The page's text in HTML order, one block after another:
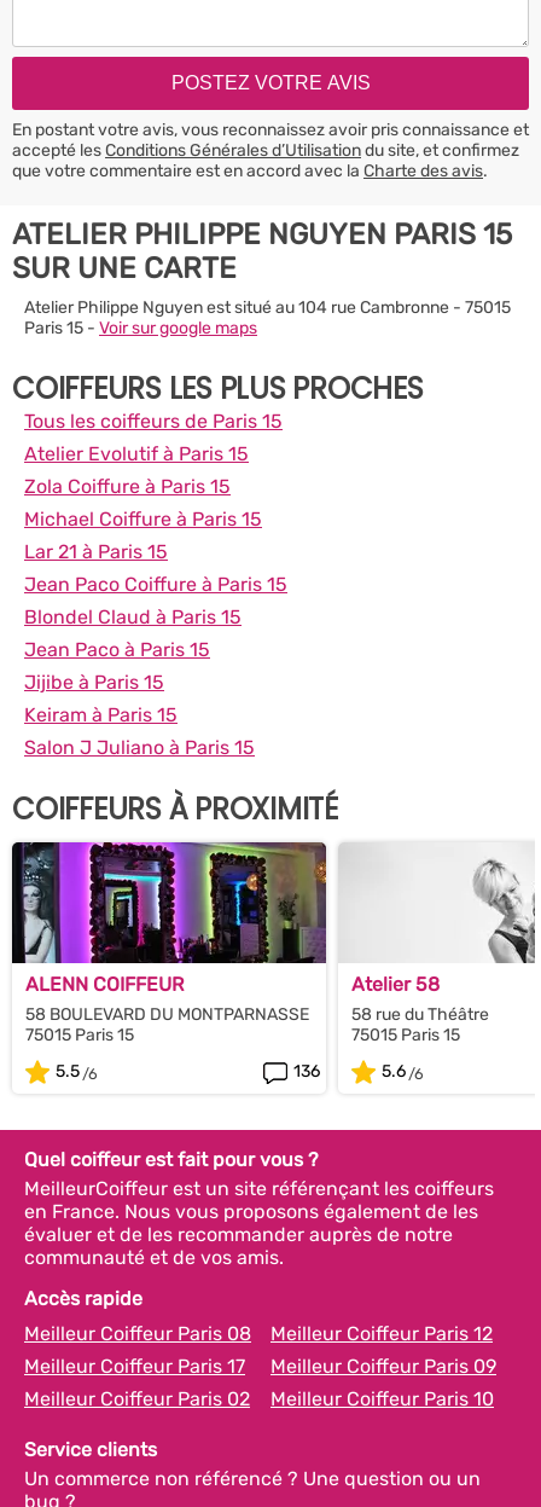
En postant votre avis, vous reconnaissez avoir pris connaissance et
accepté lesConditions Générales d’Utilisationdu site, et confirmez
que votre commentaire est en accord avec la Charte des avis.
ATELIER PHILIPPE NGUYEN PARIS 15
SUR UNE CARTE
Atelier Philippe Nguyen est situé au 104 rue Cambronne - 75015
Paris 15 - Voir sur google maps
COIFFEURS LES PLUS PROCHES
Tous les coiffeurs de Paris 15
Atelier Evolutif à Paris 15
Zola Coiffure à Paris 15
Michael Coiffure à Paris 15
Lar 21 à Paris 15
Jean Paco Coiffure à Paris 15
Blondel Claud à Paris 15
Jean Paco à Paris 15
Jijibe à Paris 15
Keiram à Paris 15
Salon J Juliano à Paris 15
COIFFEURS À PROXIMITÉ
ALENN COIFFEUR
58 BOULEVARD DU MONTPARNASSE
75015 Paris 15
5.5
136
Atelier 58
58 rue du Théâtre
75015 Paris 15
5.6
Quel coiffeur est fait pour vous ?
MeilleurCoiffeur est un site référençant les coiffeurs
en France. Nous vous proposons également de les
évaluer et de les recommander auprès de notre
communauté et de vos amis.
Accès rapide
Meilleur Coiffeur Paris 08
Meilleur Coiffeur Paris 12
Meilleur Coiffeur Paris 17
Meilleur Coiffeur Paris 09
Meilleur Coiffeur Paris 02
Meilleur Coiffeur Paris 10
Service clients
Un commerce non référencé ? Une question ou un
bug ?